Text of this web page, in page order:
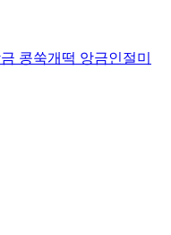
콩쑥개떡 앙금인절미